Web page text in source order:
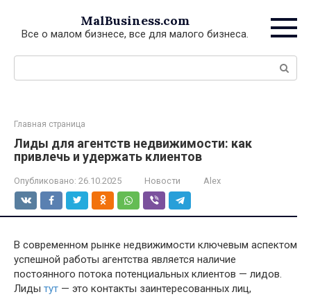
контенту
MalBusiness.com
Все о малом бизнесе, все для малого бизнеса.
Поиск:
Главная страница
Лиды для агентств недвижимости: как
привлечь и удержать клиентов
Опубликовано: 26.10.2025 Новости Alex
В современном рынке недвижимости ключевым аспектом
успешной работы агентства является наличие
постоянного потока потенциальных клиентов — лидов.
Лиды тут — это контакты заинтересованных лиц,